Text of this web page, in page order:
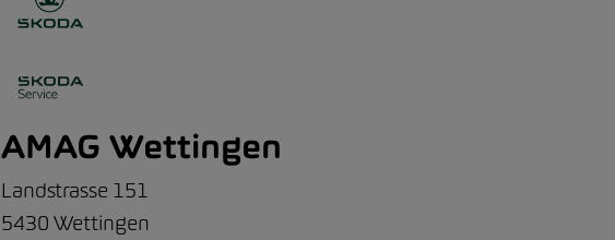
AMAG Wettingen
Landstrasse 151
5430 Wettingen